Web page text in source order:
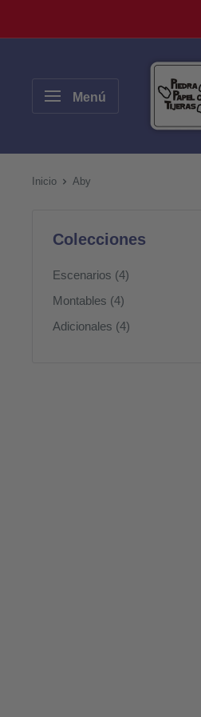
Menú
Piedra,
Papel
Tijeras
Inicio Aby
Colecciones
Escenarios (4)
Montables (4)
Adicionales (4)